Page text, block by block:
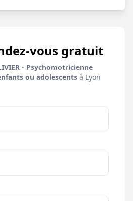
vous gratuit
- Psychomotricienne
ou adolescents à Lyon